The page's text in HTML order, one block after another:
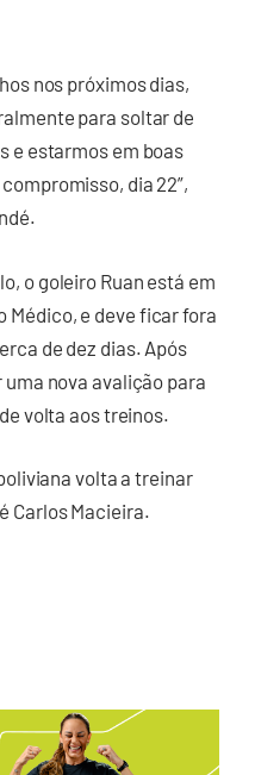
nos próximos dias,
para soltar de
e estarmos em boas
dia 22”,
o goleiro Ruan está em
e deve ficar fora
de dez dias. Após
nova avalição para
volta aos treinos.
volta a treinar
Carlos Macieira.